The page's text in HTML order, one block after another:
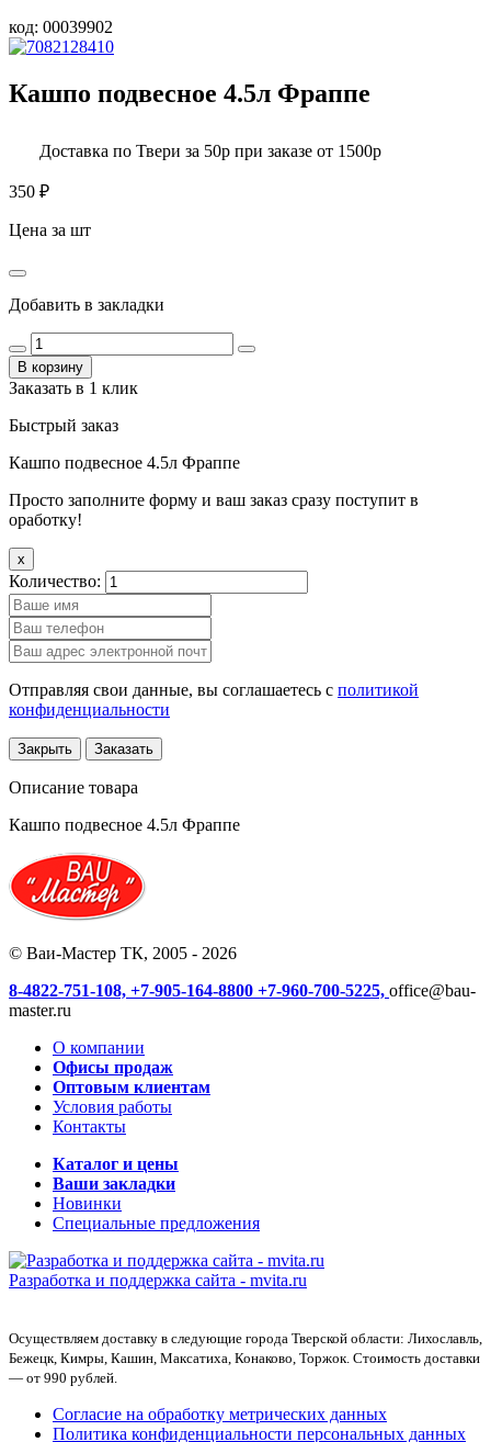
код: 00039902
Кашпо подвесное 4.5л Фраппе
Доставка по Твери за 50р при заказе от 1500р
350 ₽
Цена за шт
Добавить в закладки
В корзину
Заказать в 1 клик
Быстрый заказ
Кашпо подвесное 4.5л Фраппе
Просто заполните форму и ваш заказ сразу поступит в
оработку!
x
Количество:
Отправляя свои данные, вы соглашаетесь с политикой
конфиденциальности
Закрыть Заказать
Описание товара
Кашпо подвесное 4.5л Фраппе
© Ваи-Мастер ТК, 2005 - 2026
8-4822-751-108, +7-905-164-8800 +7-960-700-5225, office@bau-
master.ru
О компании
Офисы продаж
Оптовым клиентам
Условия работы
Контакты
Каталог и цены
Ваши закладки
Новинки
Специальные предложения
Разработка и поддержка сайта - mvita.ru
Осуществляем доставку в следующие города Тверской области: Лихославль,
Бежецк, Кимры, Кашин, Максатиха, Конаково, Торжок. Стоимость доставки
— от 990 рублей.
Согласие на обработку метрических данных
Политика конфиденциальности персональных данных